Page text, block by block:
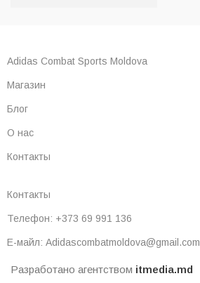
Adidas Combat Sports Moldova
Магазин
Блог
О нас
Контакты
Контакты
Телефон: +373 69 991 136
Е-майл: Adidascombatmoldova@gmail.com
Разработано агентством itmedia.md